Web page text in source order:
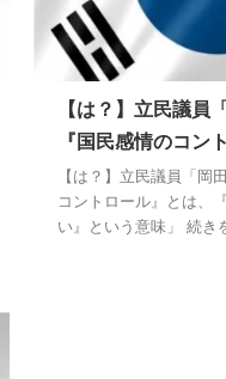
【は？】立民議員
『国民感情のコン
【は？】立民議員「岡
コントロール』とは、
い』という意味」 続き